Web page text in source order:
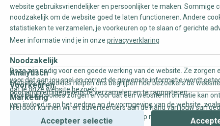
website gebruiksvriendelijker en persoonlijker te maken. Sommige
noodzakelijk om de website goed te laten functioneren. Andere
statistieken te verzamelen, je voorkeuren op te slaan of gerichte
Meer informatie vind je in onze privacyverklaring
Noodzakelijk
Deze zijn nodig voor een goede werking van de website. Ze zorgen
voor dat aan jou snel en correct de gewenste informatie wordt
dat je onze website bezoekt.
Analytisch
Statistische cookies helpen ons begrijpen hoe bezoekers de
door anoniem gegevens te verzamelen en te rapporteren.
Voorkeuren
Voorkeurscookies zorgen ervoor dat een website informatie kan
van invloed is op het gedrag en de vormgeving van de website,
Marketing
Hierdoor kunnen wij en adverteerders aan de hand van jouw
gepersonaliseerde online advertenties en op maat gemaakte
Accepteer selectie